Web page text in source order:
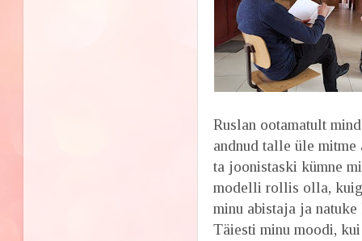
Ruslan ootamatult
andnud talle üle
ta joonistaski kümne
modelli rollis olla,
minu abistaja ja
Täiesti minu moodi,